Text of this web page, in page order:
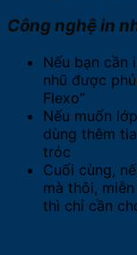
Công nghệ in
Nếu bạn cần
nhũ được
Flexo”
Nếu muốn
dùng thêm
tróc
Cuối cùng,
mà thôi,
thì chỉ cần